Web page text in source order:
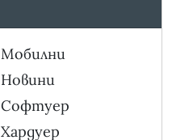
Мобилни
Новини
Софтуер
Хардуер